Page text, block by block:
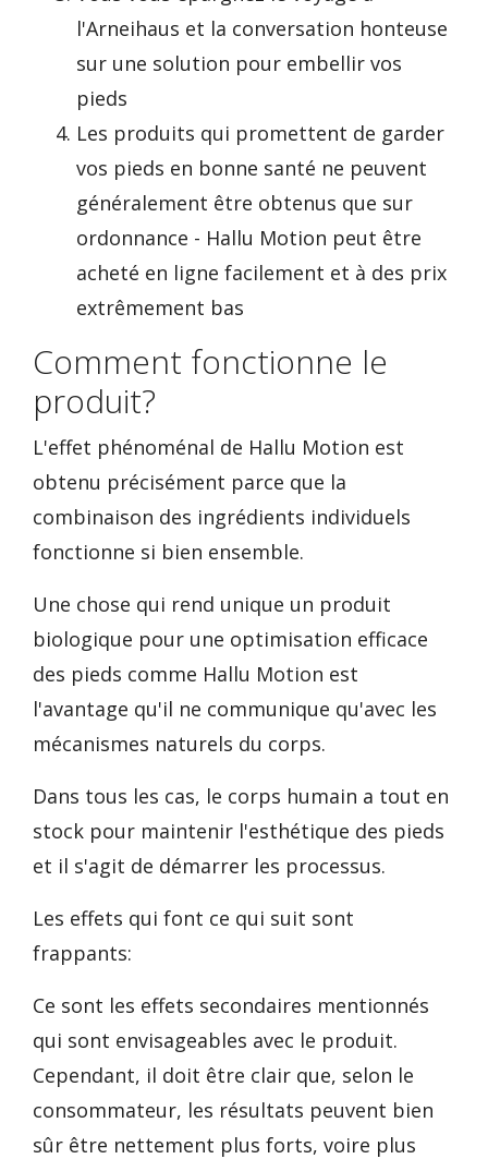
l'Arneihaus et la conversation honteuse
sur une solution pour embellir vos
pieds
Les produits qui promettent de garder
vos pieds en bonne santé ne peuvent
généralement être obtenus que sur
ordonnance - Hallu Motion peut être
acheté en ligne facilement et à des prix
extrêmement bas
Comment fonctionne le
produit?
L'effet phénoménal de Hallu Motion est
obtenu précisément parce que la
combinaison des ingrédients individuels
fonctionne si bien ensemble.
Une chose qui rend unique un produit
biologique pour une optimisation efficace
des pieds comme Hallu Motion est
l'avantage qu'il ne communique qu'avec les
mécanismes naturels du corps.
Dans tous les cas, le corps humain a tout en
stock pour maintenir l'esthétique des pieds
et il s'agit de démarrer les processus.
Les effets qui font ce qui suit sont
frappants:
Ce sont les effets secondaires mentionnés
qui sont envisageables avec le produit.
Cependant, il doit être clair que, selon le
consommateur, les résultats peuvent bien
sûr être nettement plus forts, voire plus